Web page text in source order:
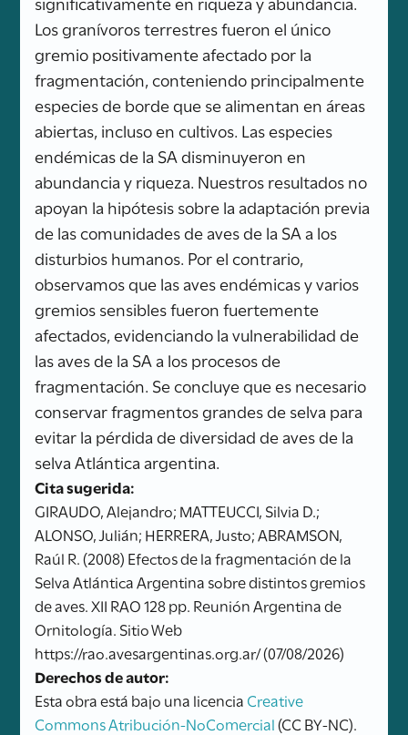
Los granívoros terrestres fueron el único
gremio positivamente afectado por la
fragmentación, conteniendo principalmente
especies de borde que se alimentan en áreas
abiertas, incluso en cultivos. Las especies
endémicas de la SA disminuyeron en
abundancia y riqueza. Nuestros resultados no
apoyan la hipótesis sobre la adaptación previa
de las comunidades de aves de la SA a los
disturbios humanos. Por el contrario,
observamos que las aves endémicas y varios
gremios sensibles fueron fuertemente
afectados, evidenciando la vulnerabilidad de
las aves de la SA a los procesos de
fragmentación. Se concluye que es necesario
conservar fragmentos grandes de selva para
evitar la pérdida de diversidad de aves de la
selva Atlántica argentina.
Cita sugerida:
GIRAUDO, Alejandro; MATTEUCCI, Silvia D.;
ALONSO, Julián; HERRERA, Justo; ABRAMSON,
Raúl R. (2008) Efectos de la fragmentación de la
Selva Atlántica Argentina sobre distintos gremios
de aves. XII RAO 128 pp. Reunión Argentina de
Ornitología. Sitio Web
https://rao.avesargentinas.org.ar/ (07/08/2026)
Derechos de autor:
Esta obra está bajo una licencia Creative
Commons Atribución-NoComercial(CC BY-NC).